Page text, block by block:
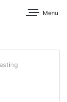
Menu